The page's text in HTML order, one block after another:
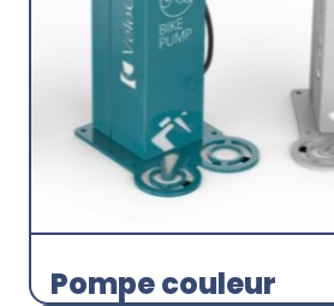
Pompe couleur